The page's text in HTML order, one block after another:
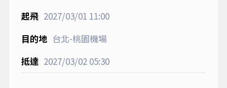
2027/03/01 11:00
台北-桃園機場
2027/03/0205:30